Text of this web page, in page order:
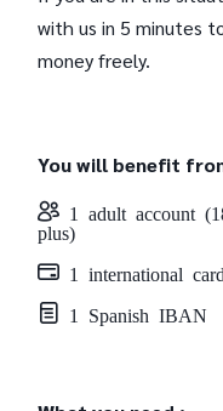
with us in 5 minutes
money freely.
You will benefit
1 adult account
plus)
1 international
1 Spanish IBAN